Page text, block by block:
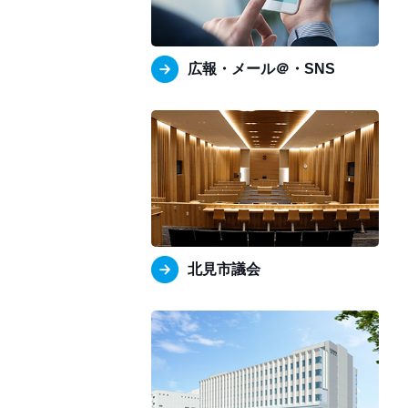
広報・メール＠・SNS
北見市議会